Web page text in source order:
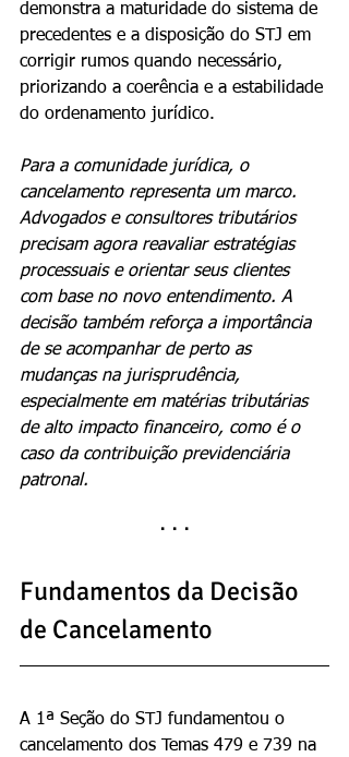
demonstra a maturidade do sistema de
precedentes e a disposição do STJ em
corrigir rumos quando necessário,
priorizando a coerência e a estabilidade
do ordenamento jurídico.
Para a comunidade jurídica, o
cancelamento representa um marco.
Advogados e consultores tributários
precisam agora reavaliar estratégias
processuais e orientar seus clientes
com base no novo entendimento. A
decisão também reforça a importância
de se acompanhar de perto as
mudanças na jurisprudência,
especialmente em matérias tributárias
de alto impacto financeiro, como é o
caso da contribuição previdenciária
patronal.
· · ·
Fundamentos da Decisão
de Cancelamento
A 1ª Seção do STJ fundamentou o
cancelamento dos Temas 479 e 739 na